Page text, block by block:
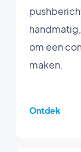
om een
maken.
Ontdek